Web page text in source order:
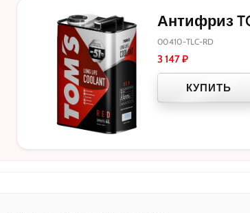
Антифриз
00410-TLC-RD
3 147₽
КУПИТЬ